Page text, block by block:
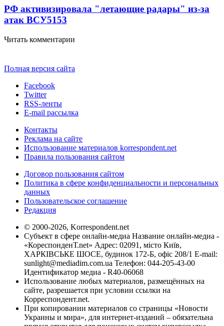
РФ активизировала "летающие радары" из-за
атак ВСУ5153
Читать комментарии
Полная версия сайта
Facebook
Twitter
RSS-ленты
E-mail рассылка
Контакты
Реклама на сайте
Использование материалов korrespondent.net
Правила пользования сайтом
Договор пользования сайтом
Политика в сфере конфиденциальности и персональных
данных
Пользовательское соглашение
Редакция
© 2000-2026, Korrespondent.net
Субъект в сфере онлайн-медиа Название онлайн-медиа -
«КореспонденТ.net» Адрес: 02091, місто Київ,
ХАРКІВСЬКЕ ШОСЕ, будинок 172-Б, офіс 208/1 E-mail:
sunlight@mediadim.com.ua Телефон: 044-205-43-00
Идентификатор медиа - R40-06068
Использование любых материалов, размещённых на
сайте, разрешается при условии ссылки на
Корреспондент.net.
При копировании материалов со страницы «Новости
Украины и мира», для интернет-изданий – обязательна